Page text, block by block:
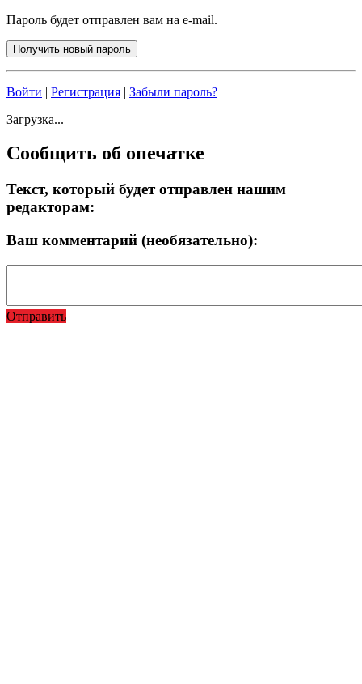
Пароль будет отправлен вам на e-mail.
Войти | Регистрация | Забыли пароль?
Загрузка...
Сообщить об опечатке
Текст, который будет отправлен нашим
редакторам:
Ваш комментарий (необязательно):
Отправить